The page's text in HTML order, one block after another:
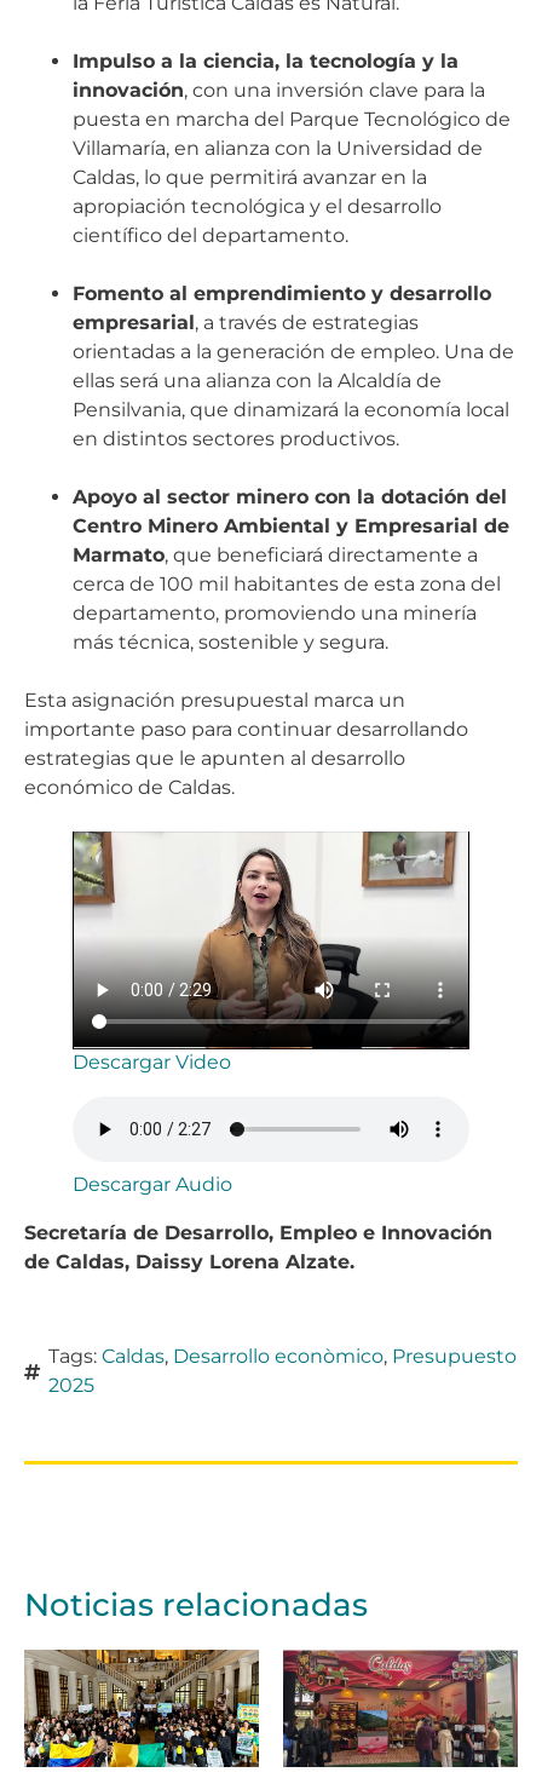
Impulso a la ciencia, la tecnología y la
innovación, con una inversión clave para la
puesta en marcha del Parque Tecnológico de
Villamaría, en alianza con la Universidad de
Caldas, lo que permitirá avanzar en la
apropiación tecnológica y el desarrollo
científico del departamento.
Fomento al emprendimiento y desarrollo
empresarial, a través de estrategias
orientadas a la generación de empleo. Una de
ellas será una alianza con la Alcaldía de
Pensilvania, que dinamizará la economía local
en distintos sectores productivos.
Apoyo al sector minero con la dotación del
Centro Minero Ambiental y Empresarial de
Marmato, que beneficiará directamente a
cerca de 100 mil habitantes de esta zona del
departamento, promoviendo una minería
más técnica, sostenible y segura.
Esta asignación presupuestal marca un
importante paso para continuar desarrollando
estrategias que le apunten al desarrollo
económico de Caldas.
Descargar Video
Descargar Audio
Secretaría de Desarrollo, Empleo e Innovación
de Caldas, Daissy Lorena Alzate.
Tags: Caldas, Desarrollo econòmico, Presupuesto
2025
Noticias relacionadas